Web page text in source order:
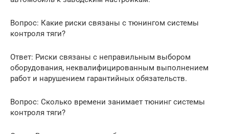
Вопрос: Какие риски связаны с тюнингом системы
контроля тяги?
Ответ: Риски связаны с неправильным выбором
оборудования, неквалифицированным выполнением
работ и нарушением гарантийных обязательств.
Вопрос: Сколько времени занимает тюнинг системы
контроля тяги?